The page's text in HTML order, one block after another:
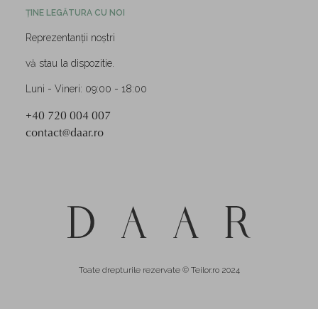
ȚINE LEGĂTURA CU NOI
Reprezentanții noștri
vă stau la dispozitie.
Luni - Vineri: 09:00 - 18:00
+40 720 004 007
contact@daar.ro
Toate drepturile rezervate © Teilor.ro 2024